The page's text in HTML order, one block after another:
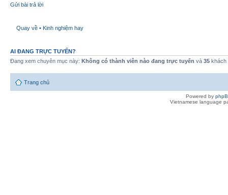
Gửi bài trả lời
Quay về • Kinh nghiệm hay
AI ĐANG TRỰC TUYẾN?
Đang xem chuyên mục này: Không có thành viên nào đang trực tuyến và 35 khách
Trang chủ
Powered by
Vietnamese language